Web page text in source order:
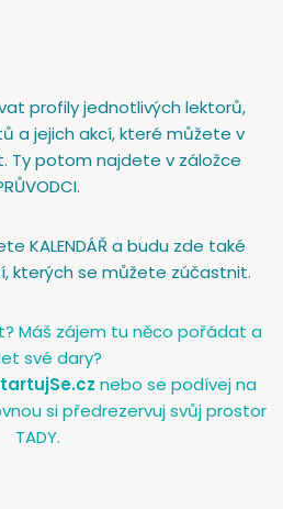
profily jednotlivých lektorů,
a jejich akcí, které můžete v
Ty potom najdete v záložce
KALENDÁŘ a budu zde také
kterých se můžete zúčastnit.
Máš zájem tu něco pořádat a
své dary?
nebo se podívej na
si předrezervuj svůj prostor
TADY.